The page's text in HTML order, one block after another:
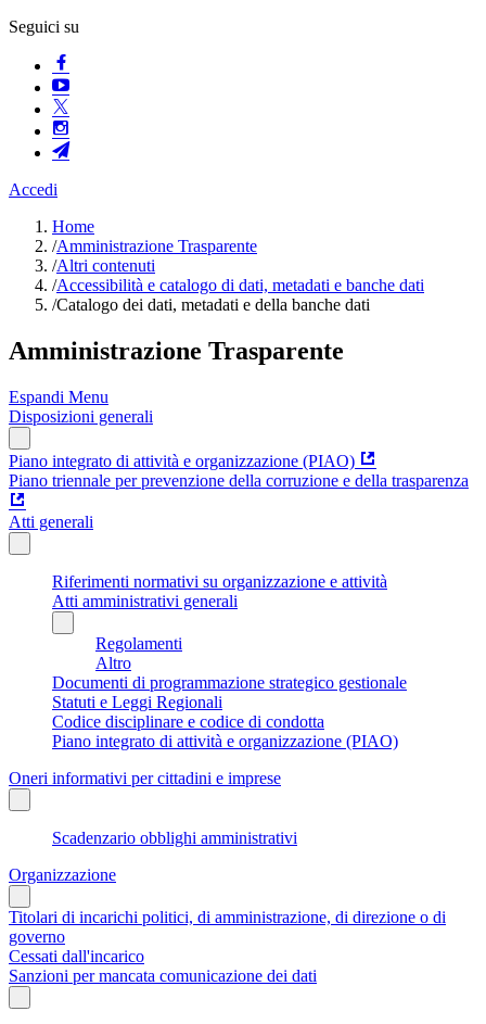
Seguici su
Accedi
Home
/Amministrazione Trasparente
/Altri contenuti
/Accessibilità e catalogo di dati, metadati e banche dati
/Catalogo dei dati, metadati e della banche dati
Amministrazione Trasparente
Espandi Menu
Disposizioni generali
Piano integrato di attività e organizzazione (PIAO)
Piano triennale per prevenzione della corruzione e della trasparenza
Atti generali
Riferimenti normativi su organizzazione e attività
Atti amministrativi generali
Regolamenti
Altro
Documenti di programmazione strategico gestionale
Statuti e Leggi Regionali
Codice disciplinare e codice di condotta
Piano integrato di attività e organizzazione (PIAO)
Oneri informativi per cittadini e imprese
Scadenzario obblighi amministrativi
Organizzazione
Titolari di incarichi politici, di amministrazione, di direzione o di
governo
Cessati dall'incarico
Sanzioni per mancata comunicazione dei dati